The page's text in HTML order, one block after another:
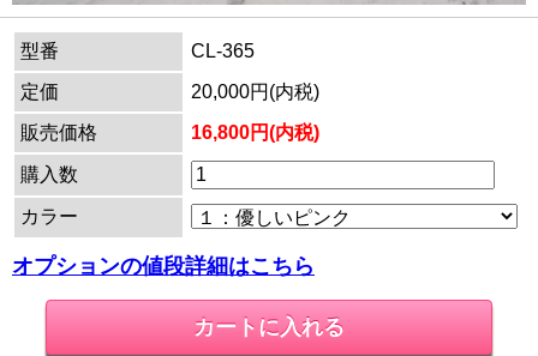
型番
CL-365
定価
20,000円(内税)
販売価格
16,800円(内税)
購入数
カラー
オプションの値段詳細はこちら